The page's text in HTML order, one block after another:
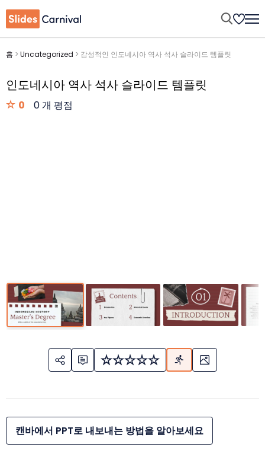
홈 > Uncategorized > 감성적인 인도네시아 역사 석사 슬라이드 템플릿
인도네시아 역사 석사 슬라이드 템플릿
0 0 개 평점
캔바에서 PPT로 내보내는 방법을 알아보세요